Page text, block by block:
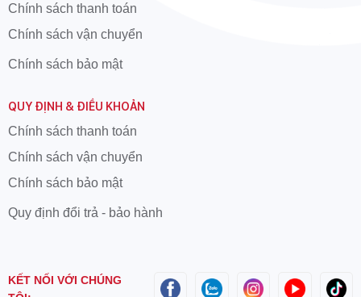
Chính sách thanh toán
Chính sách vận chuyển
Chính sách bảo mật
QUY ĐỊNH & ĐIỀU KHOẢN
Chính sách thanh toán
Chính sách vận chuyển
Chính sách bảo mật
Quy định đổi trả - bảo hành
KẾT NỐI VỚI CHÚNG